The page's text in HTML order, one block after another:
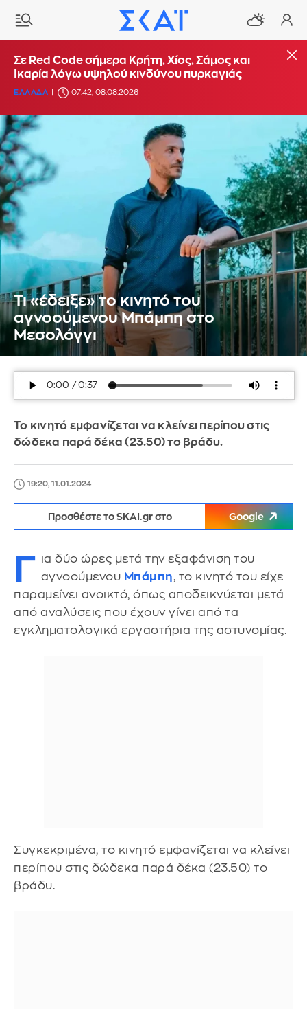
Σε Red Code σήμερα Κρήτη, Χίος, Σάμος και
Ικαρία λόγω υψηλού κινδύνου πυρκαγιάς
ΕΛΛΑΔΑ 07:42, 08.08.2026
Τι «έδειξε» το κινητό του
αγνοούμενου Μπάμπη στο
Μεσολόγγι
Το κινητό εμφανίζεται να κλείνει περίπου στις
δώδεκα παρά δέκα (23.50) το βράδυ.
19:20, 11.01.2024
Προσθέστε το SKAI.gr στο Google
Γ ια δύο ώρες μετά την εξαφάνιση του
αγνοούμενου Μπάμπη, το κινητό του είχε
παραμείνει ανοικτό, όπως αποδεικνύεται μετά
από αναλύσεις που έχουν γίνει από τα
εγκληματολογικά εργαστήρια της αστυνομίας.
Συγκεκριμένα, το κινητό εμφανίζεται να κλείνει
περίπου στις δώδεκα παρά δέκα (23.50) το
βράδυ.